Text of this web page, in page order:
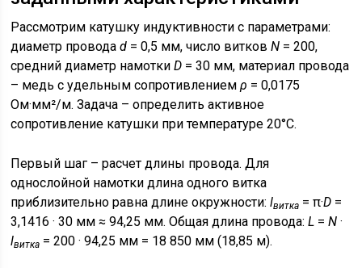
Рассмотрим катушку индуктивности с параметрами:
диаметр проводаd = 0,5 мм, число витковN = 200,
средний диаметр намоткиD = 30 мм, материал провода
– медь с удельным сопротивлениемρ = 0,0175
Ом·мм²/м. Задача – определить активное
сопротивление катушки при температуре 20°C.
Первый шаг – расчет длины провода. Для
однослойной намотки длина одного витка
приблизительно равна длине окружности:lвитка = π·D =
3,1416 · 30 мм ≈ 94,25 мм. Общая длина провода:L =N ·
lвитка = 200 · 94,25 мм = 18 850 мм (18,85 м).